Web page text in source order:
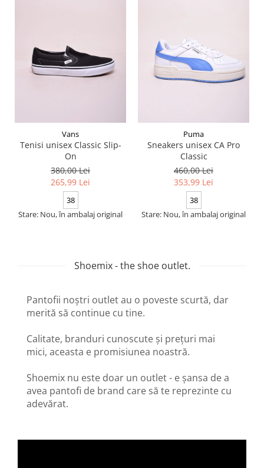
Vans
Tenisi unisex Classic Slip-
On
380,00 Lei
265,99 Lei
38
Stare: Nou, în ambalaj original
Puma
Sneakers unisex CA Pro
Classic
460,00 Lei
353,99 Lei
38
Stare: Nou, în ambalaj original
Shoemix - the shoe outlet.
Pantofii noștri outlet au o poveste scurtă, dar
merită să continue cu tine.
Calitate, branduri cunoscute și prețuri mai
mici, aceasta e promisiunea noastră.
Shoemix nu este doar un outlet - e șansa de a
avea pantofi de brand care să te reprezinte cu
adevărat.